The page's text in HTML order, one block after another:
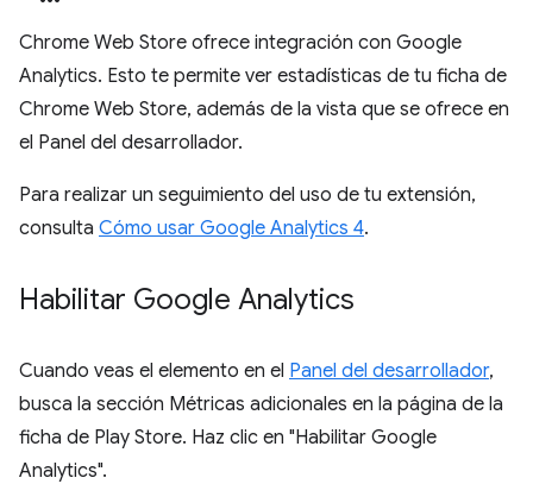
Chrome Web Store ofrece integración con Google
Analytics. Esto te permite ver estadísticas de tu ficha de
Chrome Web Store, además de la vista que se ofrece en
el Panel del desarrollador.
Para realizar un seguimiento del uso de tu extensión,
consulta Cómo usar Google Analytics 4.
Habilitar Google Analytics
Cuando veas el elemento en el Panel del desarrollador,
busca la sección Métricas adicionales en la página de la
ficha de Play Store. Haz clic en "Habilitar Google
Analytics".